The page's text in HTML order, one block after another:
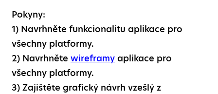
Pokyny:
1) Navrhněte funkcionalitu aplikace pro
všechny platformy.
2) Navrhněte wireframy aplikace pro
všechny platformy.
3) Zajištěte grafický návrh vzešlý z